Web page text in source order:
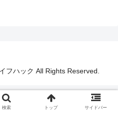
フハック All Rights Reserved.
検索 トップ サイドバー